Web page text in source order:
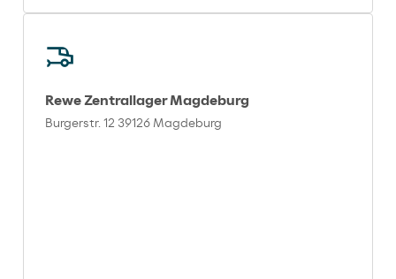
Rewe Zentrallager Magdeburg
Burgerstr. 12 39126 Magdeburg